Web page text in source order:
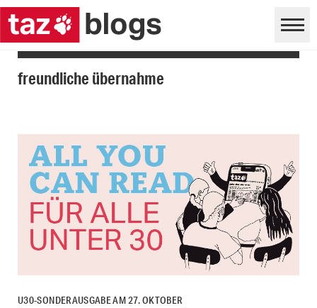
freundliche übernahme
U30-SONDERAUSGABE AM 27. OKTOBER